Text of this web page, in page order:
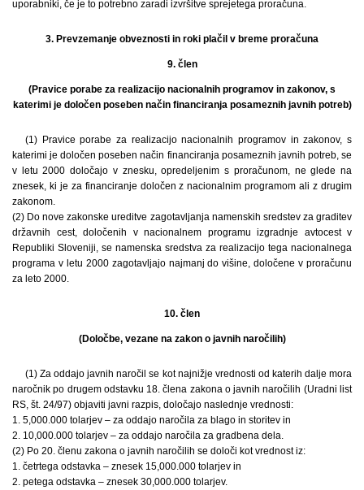
uporabniki, če je to potrebno zaradi izvršitve sprejetega proračuna.
3. Prevzemanje obveznosti in roki plačil v breme proračuna
9. člen
(Pravice porabe za realizacijo nacionalnih programov in zakonov, s
katerimi je določen poseben način financiranja posameznih javnih potreb)
(1) Pravice porabe za realizacijo nacionalnih programov in zakonov, s
katerimi je določen poseben način financiranja posameznih javnih potreb, se
v letu 2000 določajo v znesku, opredeljenim s proračunom, ne glede na
znesek, ki je za financiranje določen z nacionalnim programom ali z drugim
zakonom.
(2) Do nove zakonske ureditve zagotavljanja namenskih sredstev za graditev
državnih cest, določenih v nacionalnem programu izgradnje avtocest v
Republiki Sloveniji, se namenska sredstva za realizacijo tega nacionalnega
programa v letu 2000 zagotavljajo najmanj do višine, določene v proračunu
za leto 2000.
10. člen
(Določbe, vezane na zakon o javnih naročilih)
(1) Za oddajo javnih naročil se kot najnižje vrednosti od katerih dalje mora
naročnik po drugem odstavku 18. člena zakona o javnih naročilih (Uradni list
RS, št. 24/97) objaviti javni razpis, določajo naslednje vrednosti:
1. 5,000.000 tolarjev – za oddajo naročila za blago in storitev in
2. 10,000.000 tolarjev – za oddajo naročila za gradbena dela.
(2) Po 20. členu zakona o javnih naročilih se določi kot vrednost iz:
1. četrtega odstavka – znesek 15,000.000 tolarjev in
2. petega odstavka – znesek 30,000.000 tolarjev.